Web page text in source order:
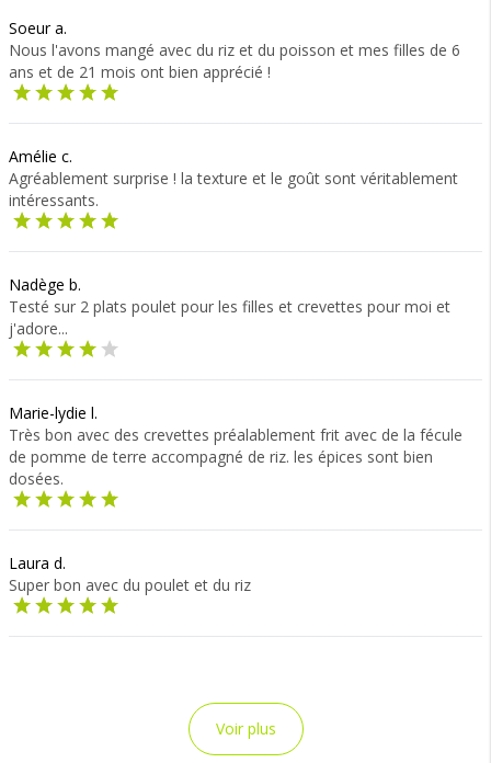
Soeur a.
Nous l'avons mangé avec du riz et du poisson et mes filles de 6
ans et de 21 mois ont bien apprécié !
Amélie c.
Agréablement surprise ! la texture et le goût sont véritablement
intéressants.
Nadège b.
Testé sur 2 plats poulet pour les filles et crevettes pour moi et
j'adore...
Marie-lydie l.
Très bon avec des crevettes préalablement frit avec de la fécule
de pomme de terre accompagné de riz. les épices sont bien
dosées.
Laura d.
Super bon avec du poulet et du riz
Voir plus